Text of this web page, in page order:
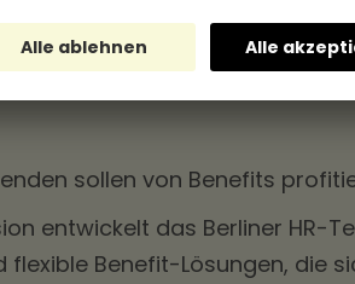
sollen von Benefits
entwickelt das Berliner HR-
flexible Benefit-Lösungen, die